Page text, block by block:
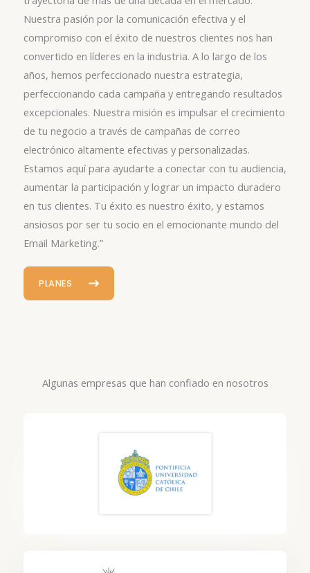
Nuestra pasión por la comunicación efectiva y el
compromiso con el éxito de nuestros clientes nos han
convertido en líderes en la industria. A lo largo de los
años, hemos perfeccionado nuestra estrategia,
perfeccionando cada campaña y entregando resultados
excepcionales. Nuestra misión es impulsar el crecimiento
de tu negocio a través de campañas de correo
electrónico altamente efectivas y personalizadas.
Estamos aquí para ayudarte a conectar con tu audiencia,
aumentar la participación y lograr un impacto duradero
en tus clientes. Tu éxito es nuestro éxito, y estamos
ansiosos por ser tu socio en el emocionante mundo del
Email Marketing.”
PLANES
Algunas empresas que han confiado en nosotros